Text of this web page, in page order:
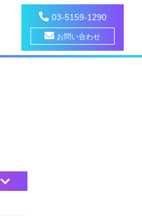
03-5159-1290
お問い合わせ